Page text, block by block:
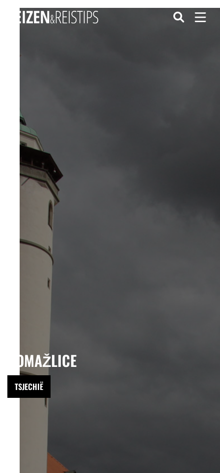
DOMAŽLICE
TSJECHIË